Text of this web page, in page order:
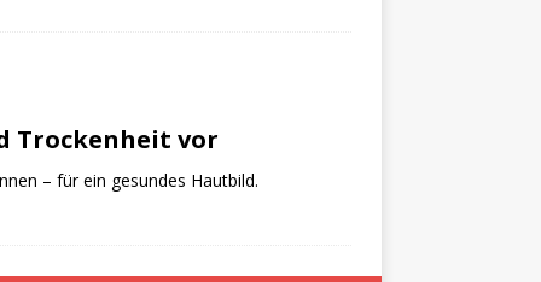
Trockenheit vor
– für ein gesundes Hautbild.